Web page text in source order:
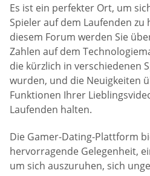
Es ist ein perfekter Ort, um
Spieler auf dem Laufenden
diesem Forum werden Sie
Zahlen auf dem
die kürzlich in verschiedenen
wurden, und die Neuigkeiten
Funktionen Ihrer
Laufenden halten.
Die Gamer-Dating-Plattform
hervorragende Gelegenheit,
um sich auszuruhen, sich